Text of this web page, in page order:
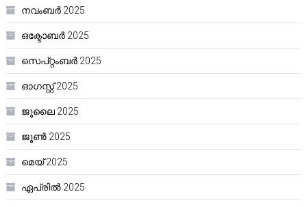
നവംബർ 2025
ഒക്ടോബർ 2025
സെപ്റ്റംബർ 2025
ഓഗസ്റ്റ്‌ 2025
ജൂലൈ 2025
ജൂൺ 2025
മെയ്‌ 2025
ഏപ്രിൽ 2025